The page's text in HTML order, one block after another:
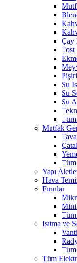
Çay
Tost
Su
Su
Su
Mutfak
Yapı
Hava
Fırınlar
Mini
Tüm
Isıtma ve
Tüm
Tüm